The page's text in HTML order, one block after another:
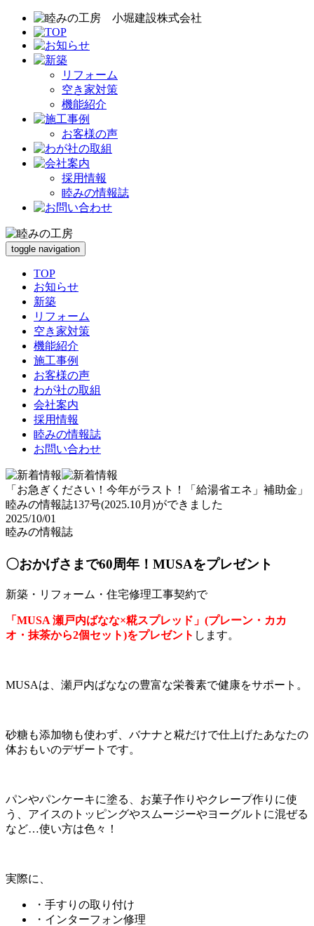
リフォーム
空き家対策
機能紹介
お客様の声
採用情報
睦みの情報誌
toggle navigation
TOP
お知らせ
新築
リフォーム
空き家対策
機能紹介
施工事例
お客様の声
わが社の取組
会社案内
採用情報
睦みの情報誌
お問い合わせ
「お急ぎください！今年がラスト！「給湯省エネ」補助金」
睦みの情報誌137号(2025.10月)ができました
2025/10/01
睦みの情報誌
〇おかげさまで60周年！MUSAをプレゼント
新築・リフォーム・住宅修理工事契約で
「MUSA 瀬戸内ばなな×糀スプレッド」(プレーン・カカ
オ・抹茶から2個セット)をプレゼント します。
MUSAは、瀬戸内ばななの豊富な栄養素で健康をサポート。
砂糖も添加物も使わず、バナナと糀だけで仕上げたあなたの
体おもいのデザートです。
パンやパンケーキに塗る、お菓子作りやクレープ作りに使
う、アイスのトッピングやスムージーやヨーグルトに混ぜる
など…使い方は色々！
実際に、
・手すりの取り付け
・インターフォン修理